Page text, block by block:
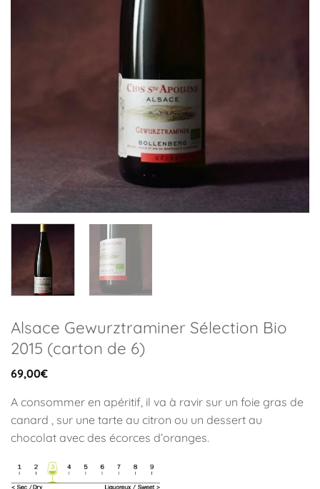
Alsace Gewurztraminer Sélection Bio
2015 (carton de 6)
69,00€
A consommer en apéritif, il va à ravir sur un foie gras de
canard , sur une tarte au citron ou un dessert au
chocolat avec des écorces d’oranges.